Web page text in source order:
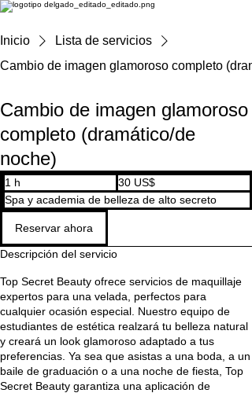
Inicio
Lista de servicios
Cambio de imagen glamoroso completo
Cambio de imagen glamoroso
completo (dramático/de
noche)
1 h
30
dólares
estadounidenses
30 US$
Spa y academia de belleza de alto secreto
Reservar ahora
Descripción del servicio
Top Secret Beauty ofrece servicios de maquillaje
expertos para una velada, perfectos para
cualquier ocasión especial. Nuestro equipo de
estudiantes de estética realzará tu belleza natural
y creará un look glamoroso adaptado a tus
preferencias. Ya sea que asistas a una boda, a un
baile de graduación o a una noche de fiesta, Top
Secret Beauty garantiza una aplicación de